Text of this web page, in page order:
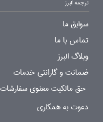
ترجمه البرز
سوابق ما
تماس با ما
وبلاگ البرز
ضمانت و گارانتی خدمات
حق مالکیت معنوی سفارشات
دعوت به همکاری